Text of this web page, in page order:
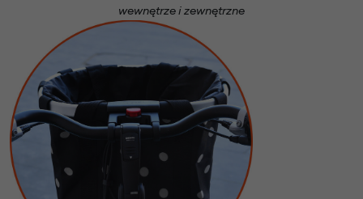
wewnętrze i zewnętrzne